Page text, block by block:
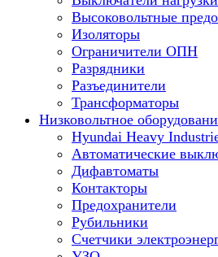
Высоковольтные
Изоляторы
Ограничители ОПН
Разрядники
Разъединители
Трансформаторы
Низковольтное
Hyundai Heavy
Автоматические
Дифавтоматы
Контакторы
Предохранители
Рубильники
Счетчики